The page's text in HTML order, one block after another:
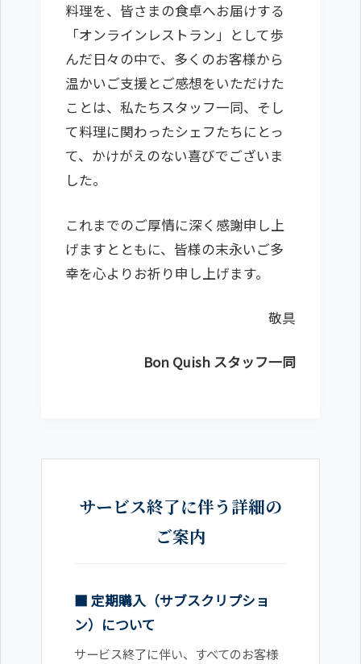
料理を、皆さまの食卓へお届けする
「オンラインレストラン」として歩
んだ日々の中で、多くのお客様から
温かいご支援とご感想をいただけた
ことは、私たちスタッフ一同、そし
て料理に関わったシェフたちにとっ
て、かけがえのない喜びでございま
した。
これまでのご厚情に深く感謝申し上
げますとともに、皆様の末永いご多
幸を心よりお祈り申し上げます。
敬具
Bon Quish スタッフ一同
サービス終了に伴う詳細の
ご案内
■ 定期購入（サブスクリプショ
ン）について
サービス終了に伴い、すべてのお客様